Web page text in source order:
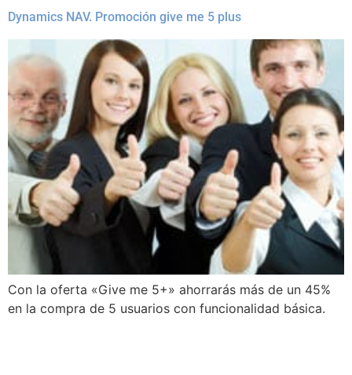
Dynamics NAV. Promoción give me 5 plus
Con la oferta «Give me 5+» ahorrarás más de un 45%
en la compra de 5 usuarios con funcionalidad básica.